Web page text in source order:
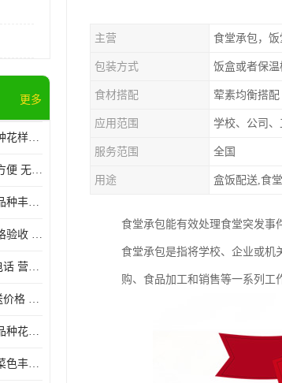
更多
沥林饭堂承包公司 品种花样丰富 提高员工饮食质量
石岩镇食材配送 操作方便 无需亲自管理
南城区食材配送平台 品种丰富 配送时间较短
道窖食堂承包公司 严格验收 维持供膳品质稳定
麻涌镇饭堂承包平台电话 营养均衡 定期推出新菜式
松岗松涛社区食材配送价格 搭配均匀 菜式品种类别多
大岭山饭堂承包平台 品种花样丰富 定期推出新菜式
塘厦饭堂承包哪家好 菜色丰富 大幅度降低食材成本
主营 食堂承包，
包装方式 饭盒或者保温
食材搭配 荤素均衡搭配
应用范围 学校、公司、
服务范围 全国
用途 盒饭配送,食
食堂承包能有效处理食堂突发事
食堂承包是指将学校、企业或机
购、食品加工和销售等一系列工